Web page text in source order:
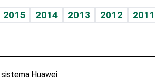
2015 2014 2013 2012
2011
Huawei.